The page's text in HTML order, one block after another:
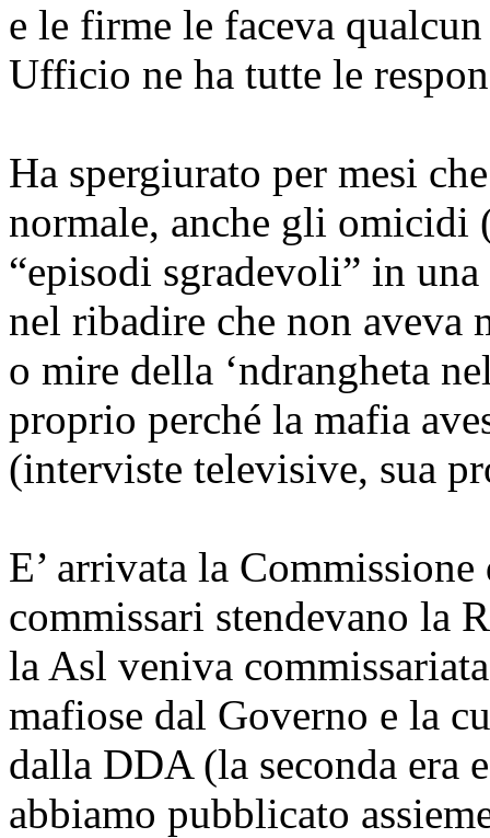
e le firme le faceva
Ufficio ne ha tutte le
Ha spergiurato per mesi
normale, anche gli omicidi
“episodi sgradevoli” in
nel ribadire che non
o mire della ‘ndrangheta
proprio perché la mafia
(interviste televisive, sua
E’ arrivata la
commissari stendevano la
la Asl veniva
mafiose dal Governo e la
dalla DDA (la seconda era
abbiamo pubblicato